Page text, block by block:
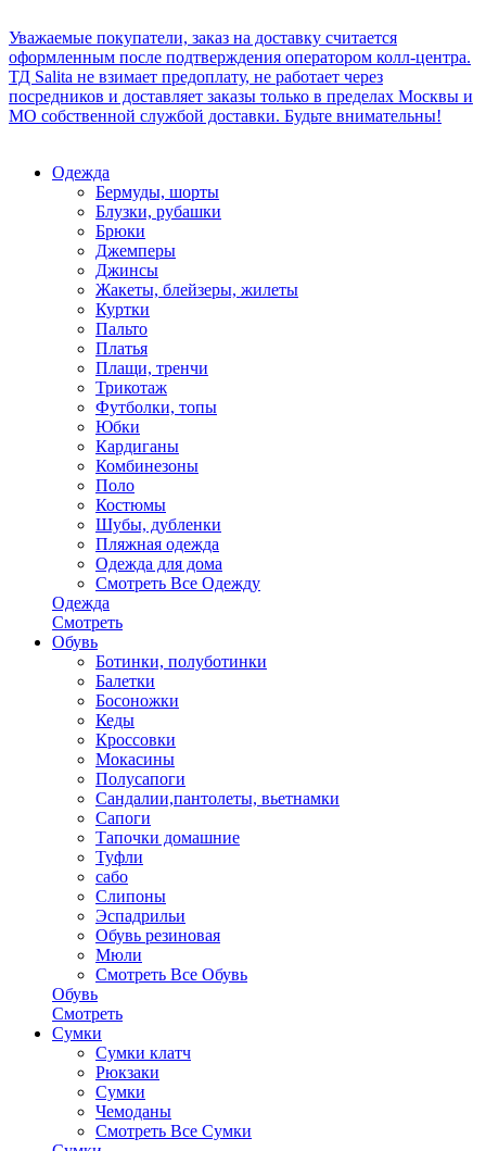
Уважаемые покупатели, заказ на доставку считается
оформленным после подтверждения оператором колл-центра.
ТД Salita не взимает предоплату, не работает через
посредников и доставляет заказы только в пределах Москвы и
МО собственной службой доставки. Будьте внимательны!
Одежда
Бермуды, шорты
Блузки, рубашки
Брюки
Джемперы
Джинсы
Жакеты, блейзеры, жилеты
Куртки
Пальто
Платья
Плащи, тренчи
Трикотаж
Футболки, топы
Юбки
Кардиганы
Комбинезоны
Поло
Костюмы
Шубы, дубленки
Пляжная одежда
Одежда для дома
Смотреть Все Одежду
Одежда
Смотреть
Обувь
Ботинки, полуботинки
Балетки
Босоножки
Кеды
Кроссовки
Мокасины
Полусапоги
Сандалии,пантолеты, вьетнамки
Сапоги
Тапочки домашние
Туфли
сабо
Слипоны
Эспадрильи
Обувь резиновая
Мюли
Смотреть Все Обувь
Обувь
Смотреть
Сумки
Сумки клатч
Рюкзаки
Сумки
Чемоданы
Смотреть Все Сумки